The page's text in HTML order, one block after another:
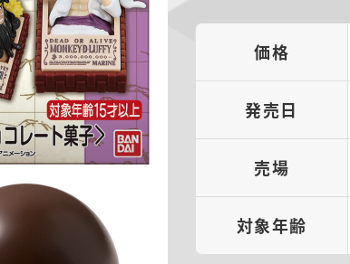
価格
発売日
売場
対象年齢